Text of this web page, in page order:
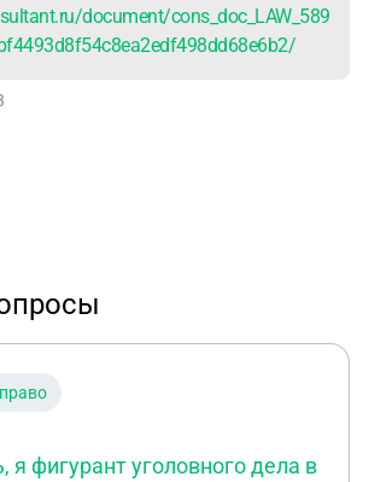
document/cons_doc_LAW_589
фигурант уголовного дела в